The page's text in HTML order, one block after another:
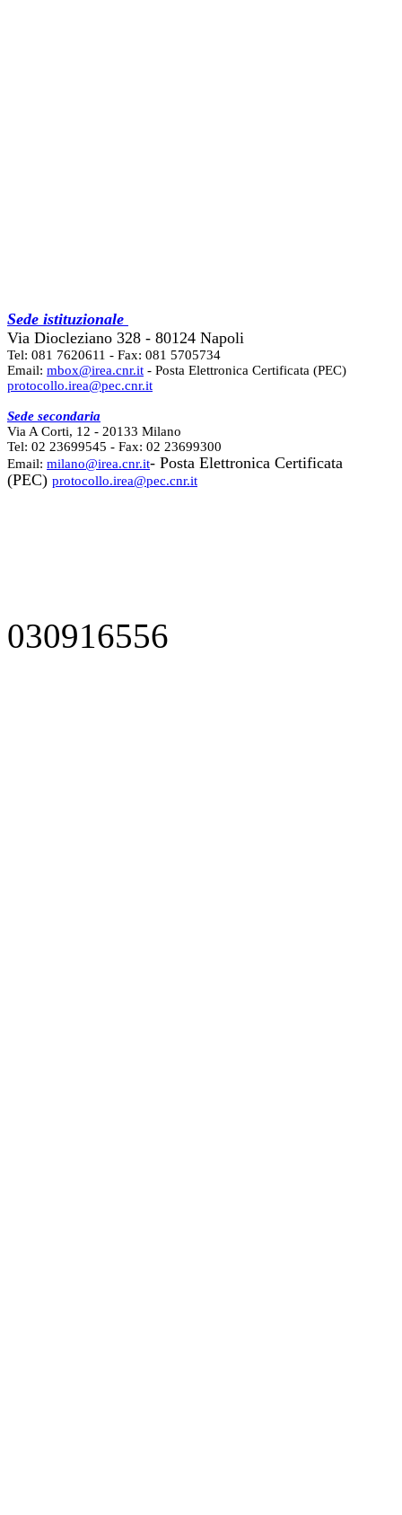
Sede istituzionale
Via Diocleziano 328 - 80124 Napoli
Tel: 081 7620611 - Fax: 081 5705734
Email: mbox@irea.cnr.it - Posta Elettronica Certificata (PEC)
protocollo.irea@pec.cnr.it
Sede secondaria
Via A Corti, 12 - 20133 Milano
Tel: 02 23699545 - Fax: 02 23699300
Email: milano@irea.cnr.it- Posta Elettronica Certificata
(PEC) protocollo.irea@pec.cnr.it
030916556